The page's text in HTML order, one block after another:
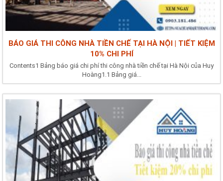
BÁO GIÁ THI CÔNG NHÀ TIỀN CHẾ TẠI HÀ NỘI | TIẾT KIỆM
10% CHI PHÍ
Contents1 Bảng báo giá chi phí thi công nhà tiền chế tại Hà Nội của Huy
Hoàng1.1 Bảng giá...